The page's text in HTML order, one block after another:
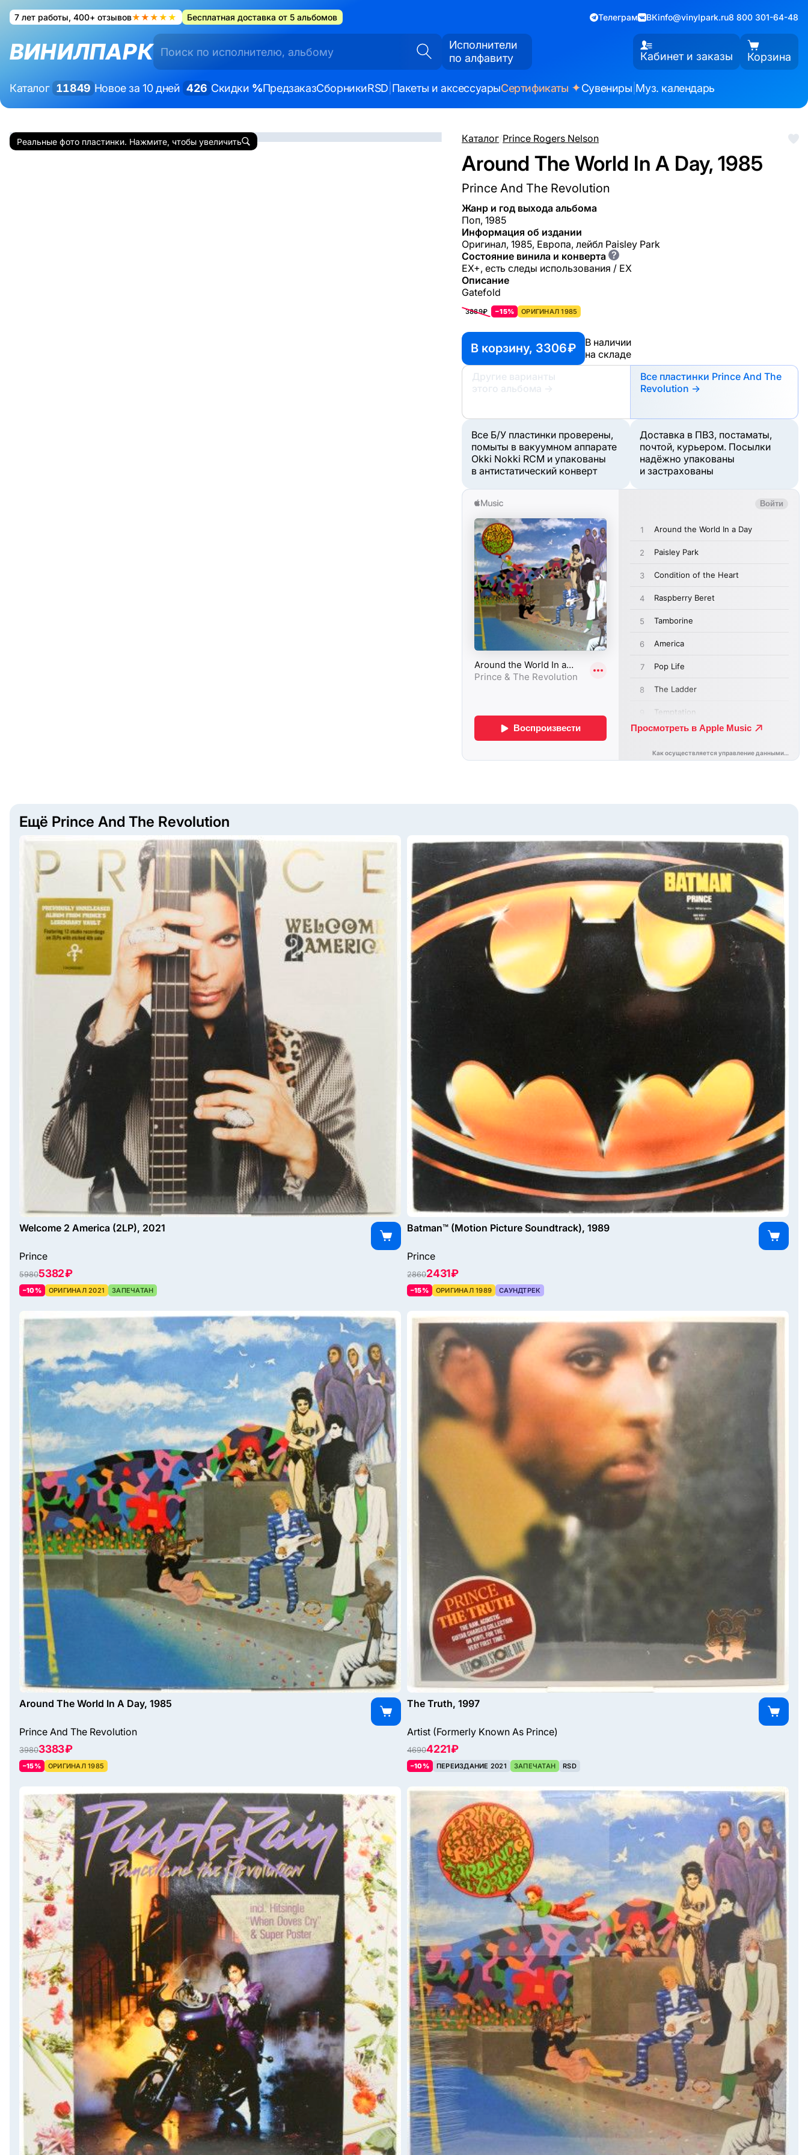
7 лет работы, 400+ отзывов★★★★★ Бесплатная доставка от 5 альбомов Телеграм ВКinfo@vinylpark.ru8 800 301-64-48
ВИНИЛПАРК
Исполнители
по алфавиту
Кабинет и заказы Корзина
Каталог 11849 Новое за 10 дней 426 Скидки %ПредзаказСборникиRSD Пакеты и аксессуарыСертификаты ✦Сувениры Муз. календарь
Каталог/Prince Rogers Nelson
Around The World In A Day, 1985
Prince And The Revolution
Жанр и год выхода альбома
Поп, 1985
Информация об издании
Оригинал, 1985, Европа, лейбл Paisley Park
Состояние винила и конверта ?
EX+, есть следы использования / EX
Описание
Gatefold
3889₽ −15% ОРИГИНАЛ 1985
В корзину, 3306 ₽
В наличии
на складе
Другие варианты
этого альбома
→
Все пластинки Prince And The
Revolution →
Все Б/У пластинки проверены,
помыты в вакуумном аппарате
Okki Nokki RCM и упакованы
в антистатический конверт
Доставка в ПВЗ, постаматы,
почтой, курьером. Посылки
надёжно упакованы
и застрахованы
Реальные фото пластинки. Нажмите, чтобы увеличить
Ещё Prince And The Revolution
Welcome 2 America (2LP), 2021
Prince
59805382 ₽
–10% ОРИГИНАЛ 2021 ЗАПЕЧАТАН
Batman™ (Motion Picture Soundtrack), 1989
Prince
28602431 ₽
–15% ОРИГИНАЛ 1989 САУНДТРЕК
Around The World In A Day, 1985
Prince And The Revolution
39803383 ₽
–15% ОРИГИНАЛ 1985
The Truth, 1997
Artist (Formerly Known As Prince)
46904221 ₽
–10% ПЕРЕИЗДАНИЕ 2021 ЗАПЕЧАТАН RSD